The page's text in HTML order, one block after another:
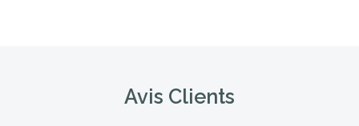
Avis Clients